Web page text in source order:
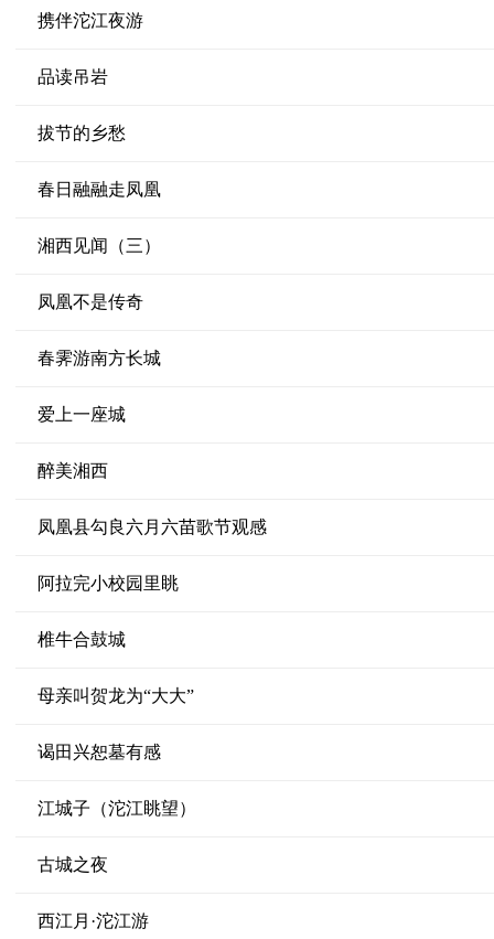
携伴沱江夜游
品读吊岩
拔节的乡愁
春日融融走凤凰
湘西见闻（三）
凤凰不是传奇
春霁游南方长城
爱上一座城
醉美湘西
凤凰县勾良六月六苗歌节观感
阿拉完小校园里眺
椎牛合鼓城
母亲叫贺龙为“大大”
谒田兴恕墓有感
江城子（沱江眺望）
古城之夜
西江月·沱江游